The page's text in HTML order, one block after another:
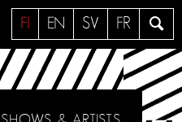
a
e
FI EN SV FR